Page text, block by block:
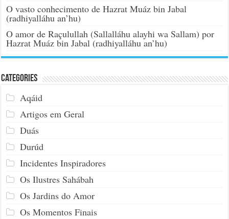
O vasto conhecimento de Hazrat Muáz bin Jabal
(radhiyalláhu an’hu)
O amor de Raçulullah (Sallalláhu alayhi wa Sallam) por
Hazrat Muáz bin Jabal (radhiyalláhu an’hu)
Categories
Aqáid
Artigos em Geral
Duás
Durúd
Incidentes Inspiradores
Os Ilustres Sahábah
Os Jardins do Amor
Os Momentos Finais